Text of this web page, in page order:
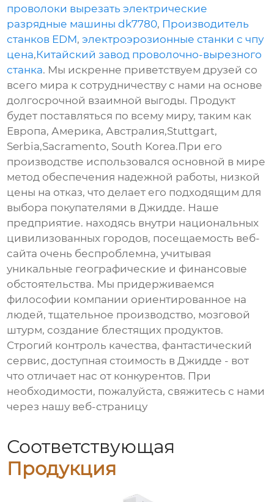
проволоки вырезать электрические
разрядные машины dk7780, Производитель
станков EDM,электроэрозионные станки с чпу
цена,Китайский завод проволочно-вырезного
станка. Мы искренне приветствуем друзей со
всего мира к сотрудничеству с нами на основе
долгосрочной взаимной выгоды. Продукт
будет поставляться по всему миру, таким как
Европа, Америка, Австралия,Stuttgart,
Serbia,Sacramento, South Korea.При его
производстве использовался основной в мире
метод обеспечения надежной работы, низкой
цены на отказ, что делает его подходящим для
выбора покупателями в Джидде. Наше
предприятие. находясь внутри национальных
цивилизованных городов, посещаемость веб-
сайта очень беспроблемна, учитывая
уникальные географические и финансовые
обстоятельства. Мы придерживаемся
философии компании ориентированное на
людей, тщательное производство, мозговой
штурм, создание блестящих продуктов.
Строгий контроль качества, фантастический
сервис, доступная стоимость в Джидде - вот
что отличает нас от конкурентов. При
необходимости, пожалуйста, свяжитесь с нами
через нашу веб-страницу
Соответствующая
Продукция